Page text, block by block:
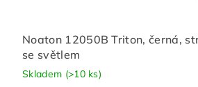
Noaton 12050B Triton, černá,
se světlem
Skladem (>10 ks)